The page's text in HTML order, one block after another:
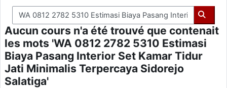
Chercher dans les cours
Aucun cours n'a été trouvé que contenait
les mots 'WA 0812 2782 5310 Estimasi
Biaya Pasang Interior Set Kamar Tidur
Jati Minimalis Terpercaya Sidorejo
Salatiga'